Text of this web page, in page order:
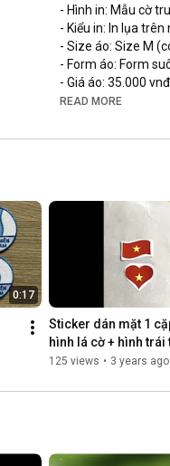
- Hình in: Mẫu cờ
- Kiểu in: In lụa trên
- Size áo: Size M
- Form áo: Form
- Giá áo: 35.000
Đánh giá:
Phù hợp cho đồng
LH: Đặt Áo thun:
ĐC: Topaz Center
Phú, Tp HCM
READ MORE
0:17
Sticker dán mặt 1
hình lá cờ + hình trái
đồng phục Song Phú
125 views • 3 years ago